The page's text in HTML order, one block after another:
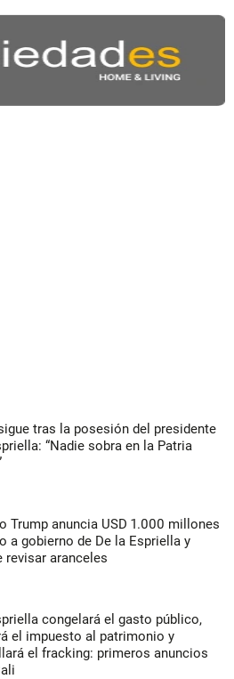
tras la posesión del presidente
“Nadie sobra en la Patria
Trump anuncia USD 1.000 millones
a gobierno de De la Espriella y
revisar aranceles
congelará el gasto público,
el impuesto al patrimonio y
el fracking: primeros anuncios